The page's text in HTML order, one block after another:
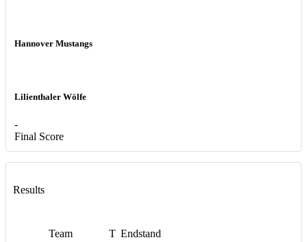
Hannover Mustangs
Lilienthaler Wölfe
-
Final Score
Results
Team T Endstand